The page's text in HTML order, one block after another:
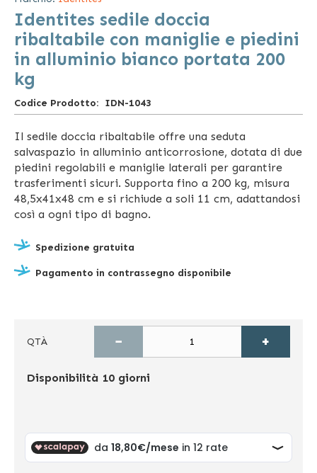
galleria
di
immagini
Identites sedile doccia
ribaltabile con maniglie e piedini
in alluminio bianco portata 200
kg
Codice Prodotto IDN-1043
Il sedile doccia ribaltabile offre una seduta
salvaspazio in alluminio anticorrosione, dotata di due
piedini regolabili e maniglie laterali per garantire
trasferimenti sicuri. Supporta fino a 200 kg, misura
48,5x41x48 cm e si richiude a soli 11 cm, adattandosi
così a ogni tipo di bagno.
Spedizione gratuita
Pagamento in contrassegno disponibile
QTÀ − +
Disponibilità 10 giorni